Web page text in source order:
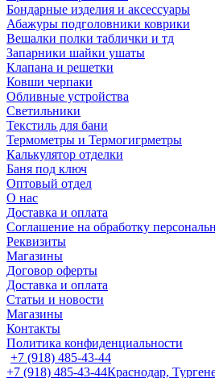
Бондарные изделия и аксессуары
Абажуры подголовники коврики
Вешалки полки таблички и тд
Запарники шайки ушаты
Клапана и решетки
Ковши черпаки
Обливные устройства
Светильники
Текстиль для бани
Термометры и Термогигрметры
Калькулятор отделки
Баня под ключ
Оптовый отдел
О нас
Доставка и оплата
Соглашение на обработку
Реквизиты
Магазины
Договор оферты
Доставка и оплата
Статьи и новости
Магазины
Контакты
Политика конфиденциальности
+7 (918) 485-43-44
+7 (918) 485-43-44Краснодар,